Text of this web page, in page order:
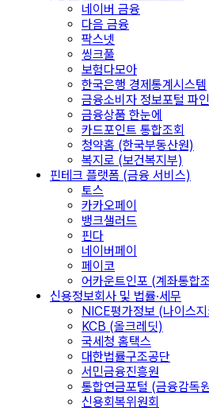
네이버 금융
다음 금융
팍스넷
씽크풀
보험다모아
한국은행 경제통계시스템
금융소비자 정보포털 파인
금융상품 한눈에
카드포인트 통합조회
청약홈 (한국부동산원)
복지로 (보건복지부)
핀테크 플랫폼 (금융 서비스)
토스
카카오페이
뱅크샐러드
핀다
네이버페이
페이코
어카운트인포 (계좌통합
신용정보회사 및 법률·세무
NICE평가정보 (나이스
KCB (올크레딧)
국세청 홈택스
대한법률구조공단
서민금융진흥원
통합연금포털 (금융감독
신용회복위원회